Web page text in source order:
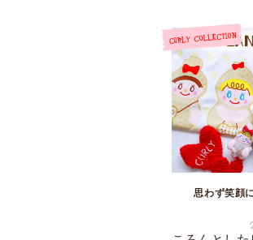
思わず笑顔